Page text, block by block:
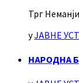
Трг
уЈАВНЕ
НАРОДНА